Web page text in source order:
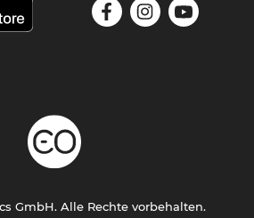
GmbH. Alle Rechte vorbehalten.